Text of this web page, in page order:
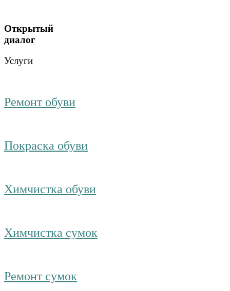
Открытый
диалог
Услуги
Ремонт обуви
Покраска обуви
Химчистка обуви
Химчистка сумок
Ремонт сумок